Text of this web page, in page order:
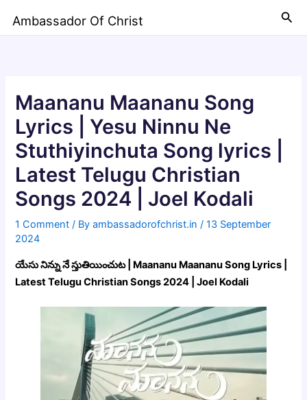
Ambassador Of Christ
Maananu Maananu Song
Lyrics | Yesu Ninnu Ne
Stuthiyinchuta Song lyrics |
Latest Telugu Christian
Songs 2024 | Joel Kodali
1 Comment / Byambassadorofchrist.in/13 September
2024
యేసు నిన్ను నే స్తుతియించుట | Maananu Maananu Song Lyrics |
Latest Telugu Christian Songs 2024 | Joel Kodali